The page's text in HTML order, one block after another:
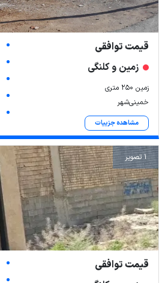
قیمت توافقی
زمین و کلنگی
زمین ۲۵۰ متری
خمینی‌شهر
مشاهده جزییات
1 تصویر
قیمت توافقی